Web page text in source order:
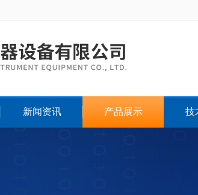
新闻资讯 产品展示 技